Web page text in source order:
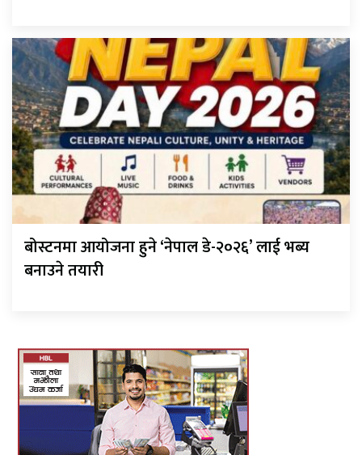
बोस्टनमा आयोजना हुने ‘नेपाल डे-२०२६’ लाई भब्य
बनाउने तयारी